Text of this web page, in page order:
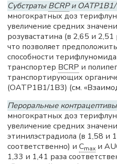
СубстратыBCRPи
многократных доз
увеличение средних
розувастатина (в 2,65 и 2,51
что позволяет
способности
транспортер BCRP и
транспортирующих
(OATP1B1/1B3) (см.
Пероральные
многократных доз
увеличение средних
этинилэстрадиола (в 1,58 и
соответственно) и Cmax и
1,33 и 1,41 раза